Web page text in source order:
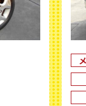
三菱フソウ
キャンター
平成15年式